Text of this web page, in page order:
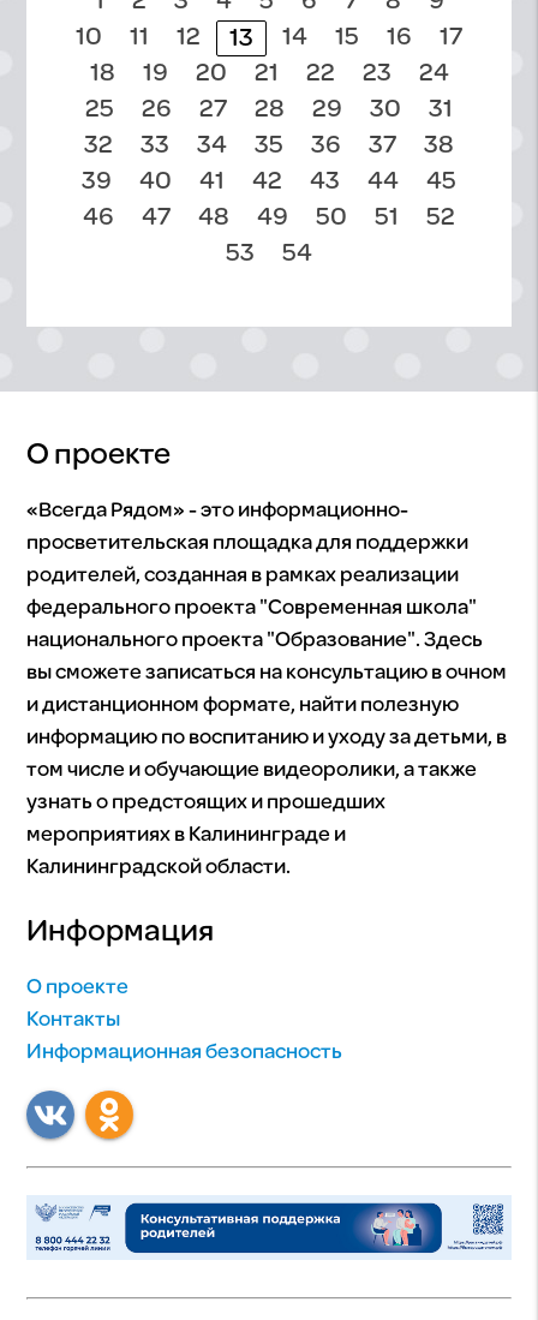
10
11 12 13 14 15 16
17
18
19 20 21 22 23
24
25
26 27 28 29 30
31
32
33 34 35 36 37
38
39
40 41 42 43 44
45
46
47 48 49 50 51
52
53
54
О проекте
«Всегда Рядом» - это информационно-
просветительская площадка для поддержки
родителей, созданная в рамках реализации
федерального проекта "Современная школа"
национального проекта "Образование". Здесь
вы сможете записаться на консультацию в очном
и дистанционном формате, найти полезную
информацию по воспитанию и уходу за детьми, в
том числе и обучающие видеоролики, а также
узнать о предстоящих и прошедших
мероприятиях в Калининграде и
Калининградской области.
Информация
О проекте
Контакты
Информационная безопасность